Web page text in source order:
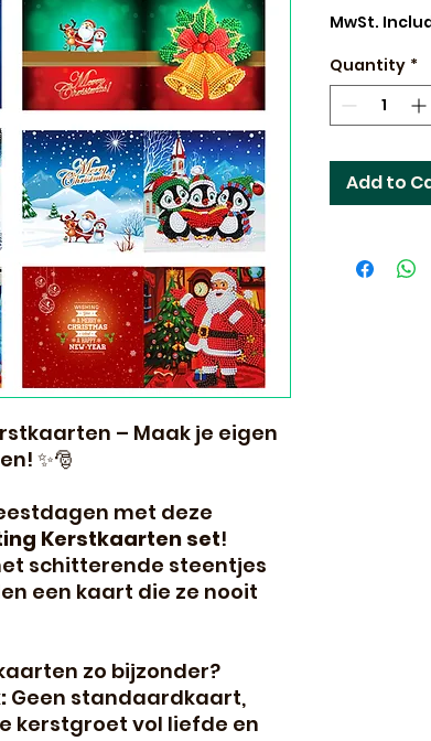
– Maak je eigen
✨🎅
met deze
Kerstkaarten set!
schitterende steentjes
een kaart die ze nooit
zo bijzonder?
Geen standaardkaart,
kerstgroet vol liefde en
MwSt.
Quantity *
Add to